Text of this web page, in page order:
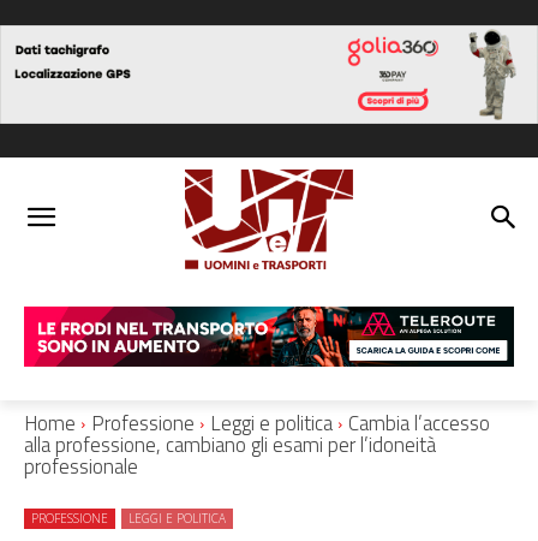
Home Professione Leggi e politica Cambia l’accesso
alla professione, cambiano gli esami per l’idoneità
professionale
PROFESSIONE LEGGI E POLITICA